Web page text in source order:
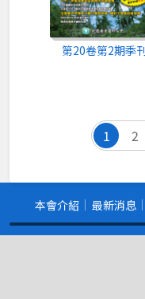
第20卷第2期季
1 2
本會介紹 最新消息